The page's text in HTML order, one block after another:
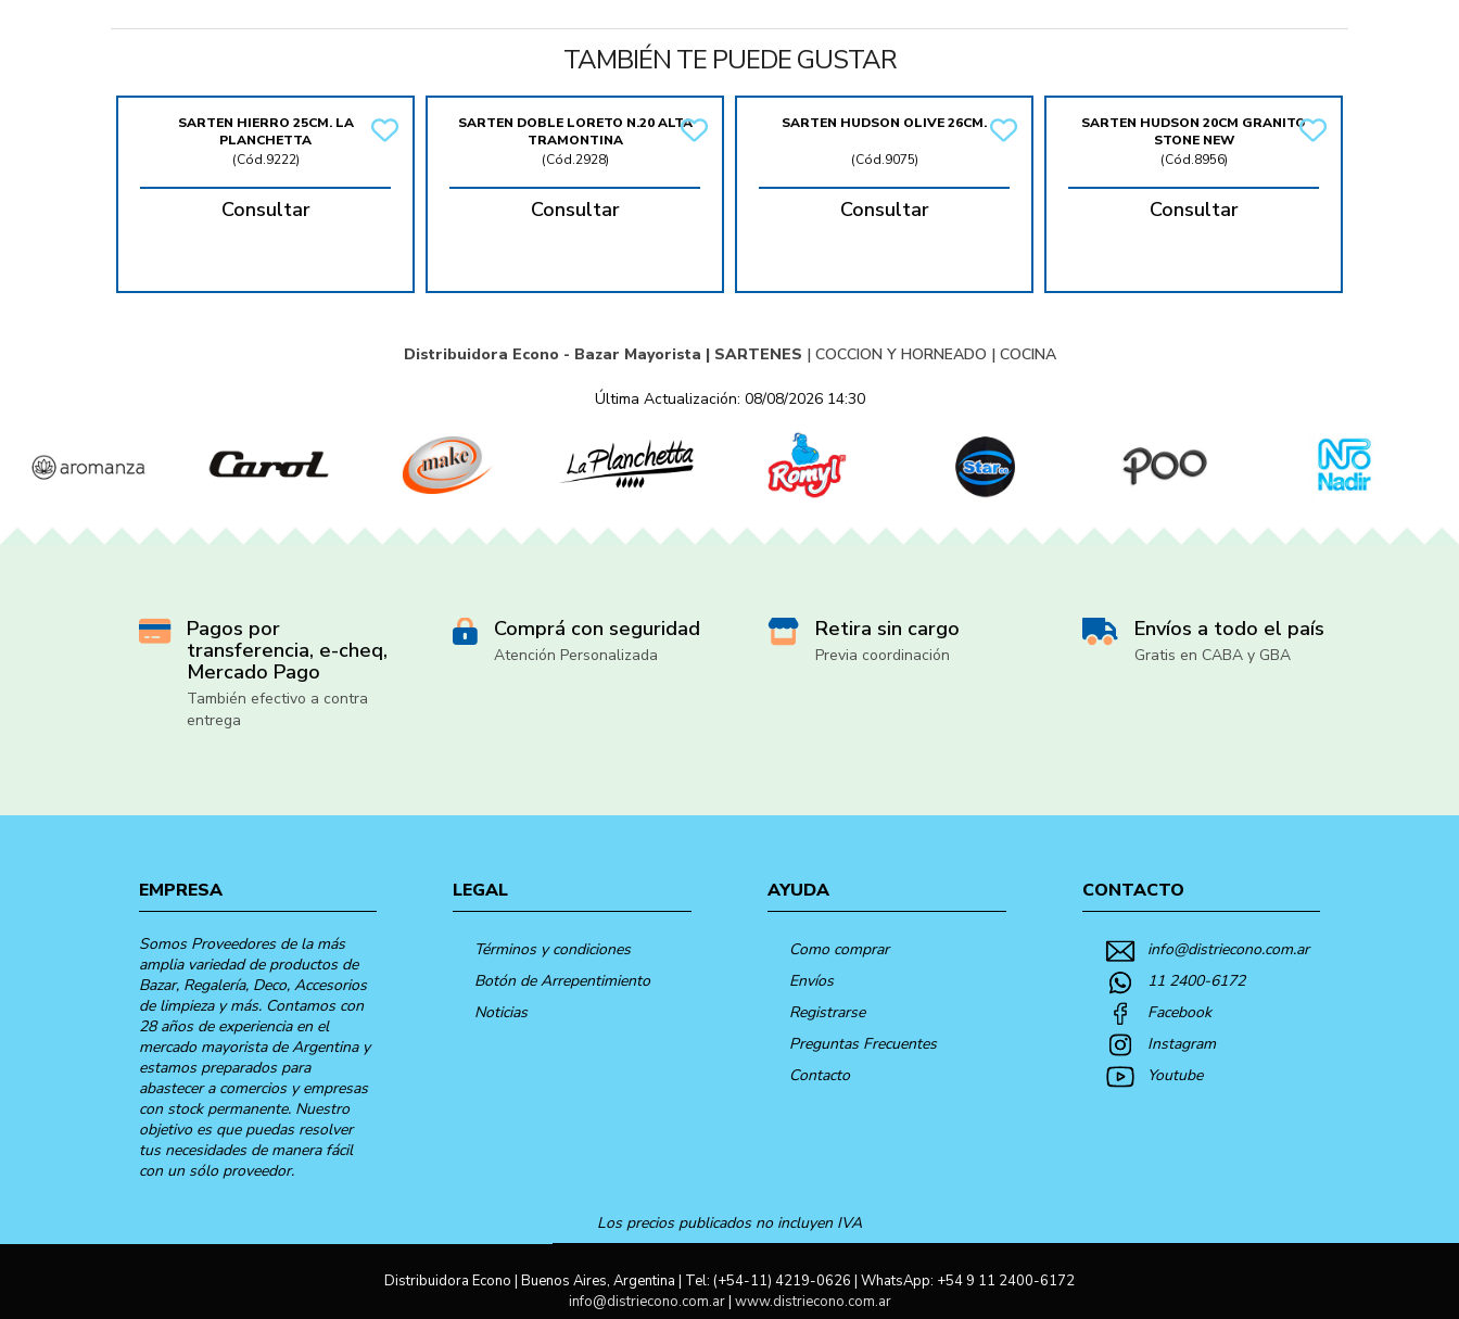
TAMBIÉN TE PUEDE GUSTAR
SARTEN HIERRO 25CM. LA
PLANCHETTA
(Cód.9222)
Consultar
SARTEN DOBLE LORETO N.20 ALTA
TRAMONTINA
(Cód.2928)
Consultar
SARTEN HUDSON OLIVE 26CM.
(Cód.9075)
Consultar
SARTEN HUDSON 20CM GRANITO
STONE NEW
(Cód.8956)
Consultar
Distribuidora Econo - Bazar Mayorista | SARTENES | COCCION Y HORNEADO | COCINA
Última Actualización: 08/08/2026 14:30
Pagos por
transferencia, e-cheq,
Mercado Pago
También efectivo a contra
entrega
Comprá con seguridad
Atención Personalizada
Retira sin cargo
Previa coordinación
Envíos a todo el país
Gratis en CABA y GBA
EMPRESA
Somos Proveedores de la más
amplia variedad de productos de
Bazar, Regalería, Deco, Accesorios
de limpieza y más. Contamos con
28 años de experiencia en el
mercado mayorista de Argentina y
estamos preparados para
abastecer a comercios y empresas
con stock permanente. Nuestro
objetivo es que puedas resolver
tus necesidades de manera fácil
con un sólo proveedor.
LEGAL
Términos y condiciones
Botón de Arrepentimiento
Noticias
AYUDA
Como comprar
Envíos
Registrarse
Preguntas Frecuentes
Contacto
CONTACTO
info@distriecono.com.ar
11 2400-6172
Facebook
Instagram
Youtube
Los precios publicados no incluyen IVA
Distribuidora Econo | Buenos Aires, Argentina | Tel: (+54-11) 4219-0626 | WhatsApp: +54 9 11 2400-6172
info@distriecono.com.ar| www.distriecono.com.ar